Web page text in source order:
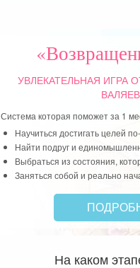
УВЛЕКАТЕЛЬНАЯ ИГРА
Система которая поможет за 1
Научиться достигать целей
Найти подруг и
Выбраться из состояния,
Заняться собой и реально
На каком